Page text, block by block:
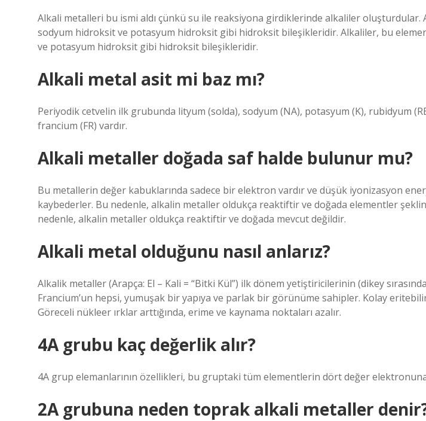
Alkali metalleri bu ismi aldı çünkü su ile reaksiyona girdiklerinde alkaliler oluşturdular.
sodyum hidroksit ve potasyum hidroksit gibi hidroksit bileşikleridir. Alkaliler, bu
ve potasyum hidroksit gibi hidroksit bileşikleridir.
Alkali metal asit mi baz mı?
Periyodik cetvelin ilk grubunda lityum (solda), sodyum (NA), potasyum (K), rubidyum
francium (FR) vardır.
Alkali metaller doğada saf halde bulunur mu?
Bu metallerin değer kabuklarında sadece bir elektron vardır ve düşük iyonizasyon
kaybederler. Bu nedenle, alkalin metaller oldukça reaktiftir ve doğada elementler
nedenle, alkalin metaller oldukça reaktiftir ve doğada mevcut değildir.
Alkali metal olduğunu nasıl anlarız?
Alkalik metaller (Arapça: El – Kali = “Bitki Kül”) ilk dönem yetiştiricilerinin (dikey
Francium’un hepsi, yumuşak bir yapıya ve parlak bir görünüme sahipler. Kolay
Göreceli nükleer ırklar arttığında, erime ve kaynama noktaları azalır.
4A grubu kaç değerlik alır?
4A grup elemanlarının özellikleri, bu gruptaki tüm elementlerin dört değer
2A grubuna neden toprak alkali metaller